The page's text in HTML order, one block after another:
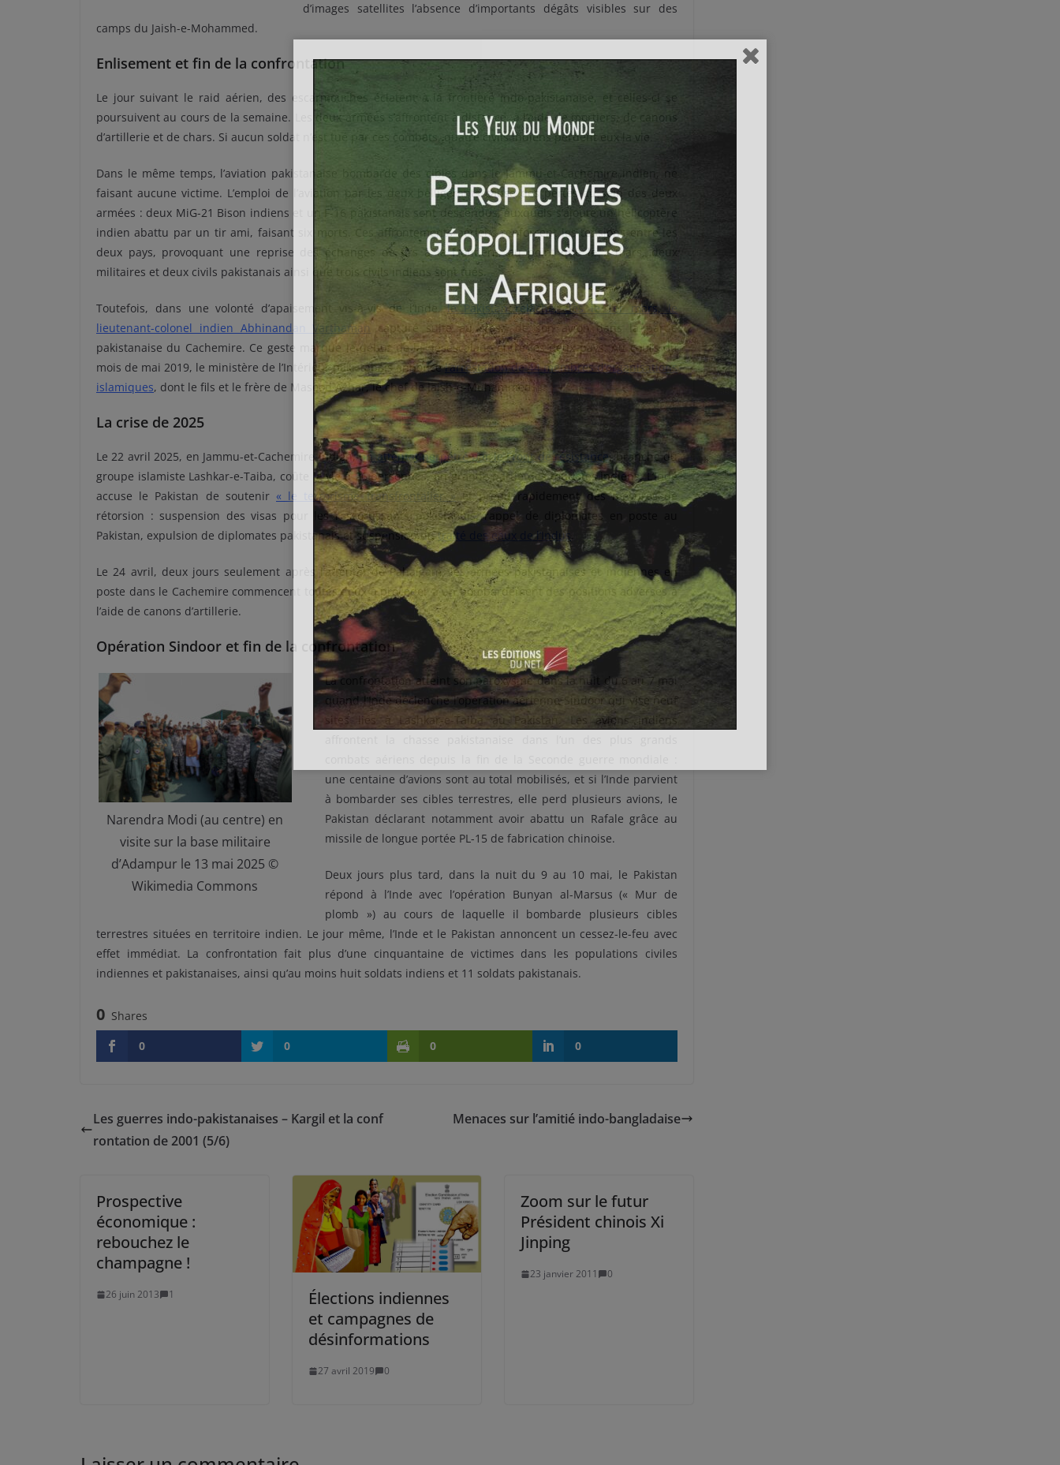
d’images satellites l’absence d’importants dégâts visibles sur des
camps du Jaish-e-Mohammed.
Enlisement et fin de la confrontation
Le jour suivant le raid aérien, des escarmouches éclatent à la frontière indo-pakistanaise, et celles-ci se
poursuivent au cours de la semaine. Les deux armées s’affrontent à distance, à l’aide de mortiers, de canons
d’artillerie et de chars. Si aucun soldat n’est tué par ces combats, quatre civils indiens perdent eux la vie.
Dans le même temps, l’aviation pakistanaise bombarde des cibles dans le Jammu-et-Cachemire indien, ne
faisant aucune victime. L’emploi de l’aviation par les deux belligérants cause des pertes au sein des deux
armées : deux MiG-21 Bison indiens et un F-16 pakistanais sont descendus, auxquels s’ajoute un hélicoptère
indien abattu par un tir ami, faisant six morts. Ces affrontements aériens renforcent les tensions entre les
deux pays, provoquant une reprise des échanges de tirs à la frontière, au point que le 2 mars, deux
militaires et deux civils pakistanais ainsi que trois civils indiens sont tués.
Toutefois, dans une volonté d’apaisement vis-à-vis de l’Inde,le Pakistan relâche, dès le 1er mars, le
lieutenant-colonel indien Abhinandan Varthaman
capturé suite au crash de son avion dans la partie
pakistanaise du Cachemire. Ce geste marque le début de la désescalade entre les deux pays. Au cours du
mois de mai 2019, le ministère de l’Intérieur pakistanais annoncel’arrestation de 44 membres d’organisations
islamiques, dont le fils et le frère de Masood Azhar, le chef de Jaish-e-Muhammed.
La crise de 2025
Le 22 avril 2025, en Jammu-et-Cachemire indien,un attentat perpétré par le Front de résistance, branche du
groupe islamiste Lashkar-e-Taiba, coûte la vie à 26 personnes, en grande partie des touristes indiens. L’Inde
accuse le Pakistan de soutenir « le terrorisme transfrontalier »et prend rapidement des mesures de
rétorsion : suspension des visas pour les ressortissants pakistanais, rappel de diplomates en poste au
Pakistan, expulsion de diplomates pakistanais et suspension dutraité des eaux de l’Indus
Le 24 avril, deux jours seulement après l’attentat de Pahalgam, les armées pakistanaises et indiennes en
poste dans le Cachemire commencent toutes deux à procéder à un bombardement des positions adverses à
l’aide de canons d’artillerie.
Opération Sindoor et fin de la confrontation
Narendra Modi (au centre) en
visite sur la base militaire
d’Adampur le 13 mai 2025 ©
Wikimedia Commons
La confrontation atteint son paroxysme dans la nuit du 6 au 7 mai
quand l’Inde déclenche l’opération aérienne Sindoor qui vise neuf
sites liés à Lashkar-e-Taiba au Pakistan. Les avions indiens
une centaine d’avions sont au total mobilisés, et si l’Inde parvient
à bombarder ses cibles terrestres, elle perd plusieurs avions, le
Pakistan déclarant notamment avoir abattu un Rafale grâce au
missile de longue portée PL-15 de fabrication chinoise.
Deux jours plus tard, dans la nuit du 9 au 10 mai, le Pakistan
répond à l’Inde avec l’opération Bunyan al-Marsus (« Mur de
plomb ») au cours de laquelle il bombarde plusieurs cibles
terrestres situées en territoire indien. Le jour même, l’Inde et le Pakistan annoncent un cessez-le-feu avec
effet immédiat. La confrontation fait plus d’une cinquantaine de victimes dans les populations civiles
indiennes et pakistanaises, ainsi qu’au moins huit soldats indiens et 11 soldats pakistanais.
0 Shares
0
0 0 0
Les guerres indo-pakistanaises – Kargil et la conf
rontation de 2001 (5/6)
Menaces sur l’amitié indo-bangladaise
Prospective
économique :
rebouchez le
champagne !
26 juin 2013 1
Élections indiennes
et campagnes de
désinformations
27 avril 2019 0
Zoom sur le futur
Président chinois Xi
Jinping
23 janvier 2011 0